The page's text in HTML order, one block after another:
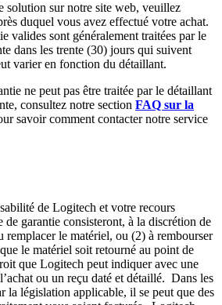
solution sur notre site web, veuillez
duquel vous avez effectué votre achat.
valides sont généralement traitées par le
dans les trente (30) jours qui suivent
varier en fonction du détaillant.
ne peut pas être traitée par le détaillant
consultez notre section FAQ sur la
savoir comment contacter notre service
de Logitech et votre recours
de garantie consisteront, à la discrétion de
remplacer le matériel, ou (2) à rembourser
le matériel soit retourné au point de
que Logitech peut indiquer avec une
ou un reçu daté et détaillé. Dans les
la législation applicable, il se peut que des